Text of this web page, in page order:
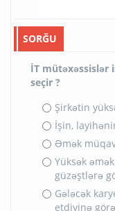
SORĞU
İT mütəxəssislər
seçir ?
Şirkətin
İşin,
Əmək
Yüksək
güzəştlərə
Gələcək
etdiyinə görə